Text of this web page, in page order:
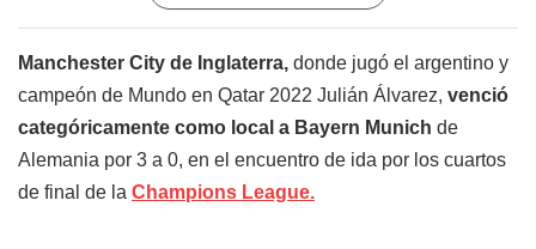
Manchester City de Inglaterra, donde jugó el argentino y
campeón de Mundo en Qatar 2022 Julián Álvarez, venció
categóricamente como local a Bayern Munich de
Alemania por 3 a 0, en el encuentro de ida por los cuartos
de final de la Champions League.